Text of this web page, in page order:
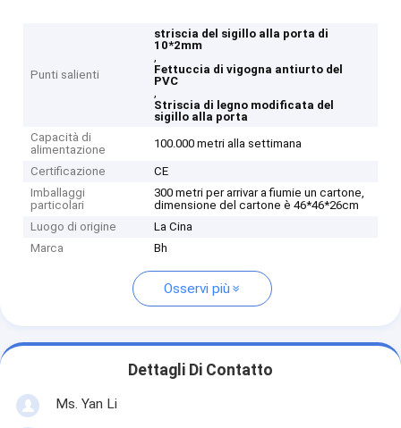
Punti salienti
striscia del sigillo alla porta di
10*2mm
,
Fettuccia di vigogna antiurto del
PVC
,
Striscia di legno modificata del
sigillo alla porta
Capacità di
alimentazione
100.000 metri alla settimana
Certificazione
CE
Imballaggi
particolari
300 metri per arrivar a fiumie un cartone,
dimensione del cartone è 46*46*26cm
Luogo di origine
La Cina
Marca
Bh
Osservi più
Dettagli Di Contatto
Ms. Yan Li